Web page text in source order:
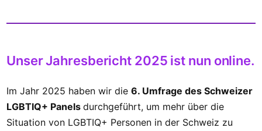
Unser Jahresbericht 2025 ist nun online.
Im Jahr 2025 haben wir die 6. Umfrage des Schweizer
LGBTIQ+ Panels durchgeführt, um mehr über die
Situation von LGBTIQ+ Personen in der Schweiz zu